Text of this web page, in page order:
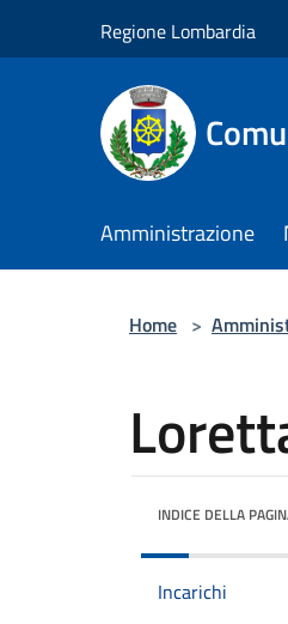
Regione Lombardia
Amministrazione
Home >
INDICE DELLA
Incarichi